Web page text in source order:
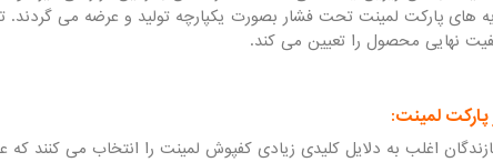
نهایی محصول را تعیین می کند.
پارکت لمینت:
اغلب به دلایل کلیدی زیادی کفپوش لمینت را انتخاب می کنند که